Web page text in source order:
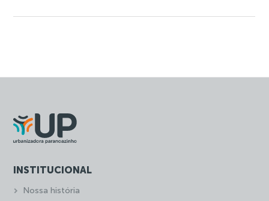
INSTITUCIONAL
Nossa história